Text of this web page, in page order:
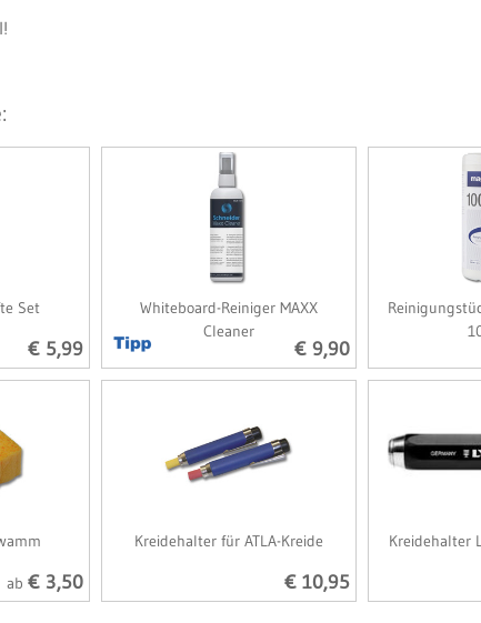
Set
€ 5,99
Whiteboard-Reiniger MAXX
Cleaner
€ 9,90
ab € 3,50
Kreidehalter für ATLA-Kreide
€ 10,95
Kreidehalter